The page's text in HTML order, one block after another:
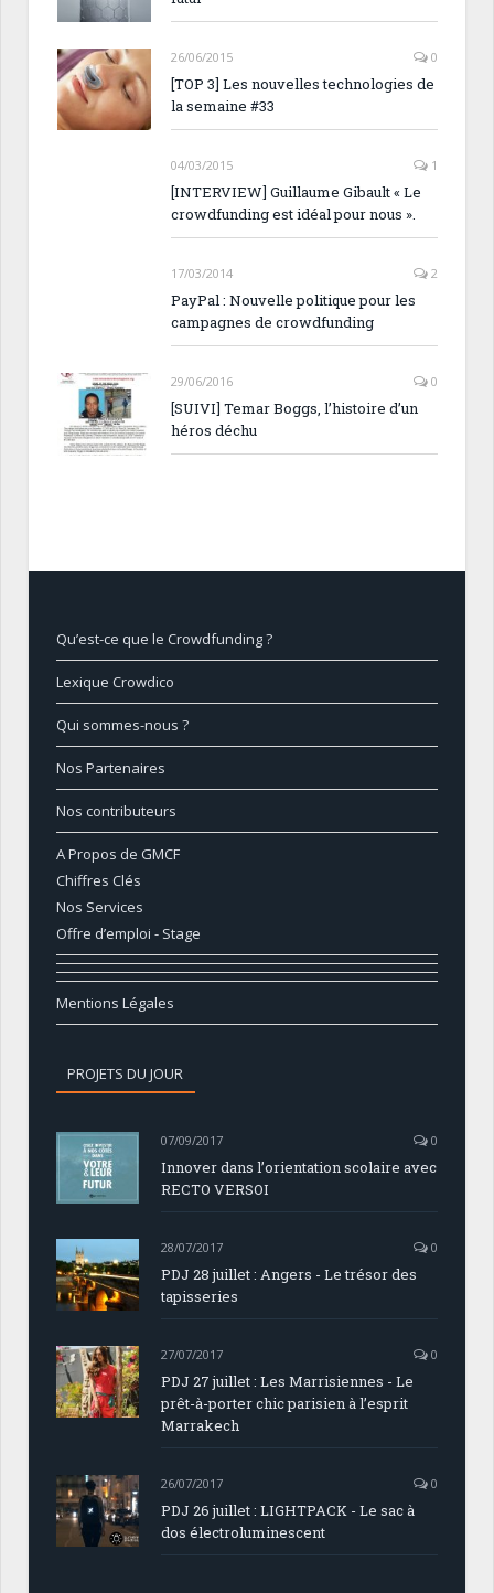
26/06/2015 0
[TOP 3] Les nouvelles technologies de
la semaine #33
04/03/2015 1
[INTERVIEW] Guillaume Gibault « Le
crowdfunding est idéal pour nous ».
17/03/2014 2
PayPal : Nouvelle politique pour les
campagnes de crowdfunding
29/06/2016 0
[SUIVI] Temar Boggs, l’histoire d’un
héros déchu
Qu’est-ce que le Crowdfunding ?
Lexique Crowdico
Qui sommes-nous ?
Nos Partenaires
Nos contributeurs
A Propos de GMCF
Chiffres Clés
Nos Services
Offre d’emploi - Stage
Mentions Légales
PROJETS DU JOUR
07/09/2017 0
Innover dans l’orientation scolaire avec
RECTO VERSOI
28/07/2017 0
PDJ 28 juillet : Angers - Le trésor des
tapisseries
27/07/2017 0
PDJ 27 juillet : Les Marrisiennes - Le
prêt-à-porter chic parisien à l’esprit
Marrakech
26/07/2017 0
PDJ 26 juillet : LIGHTPACK - Le sac à
dos électroluminescent